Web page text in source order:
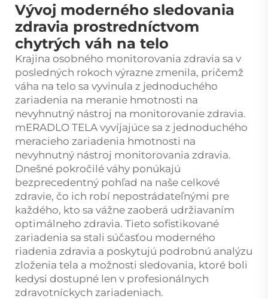
Vývoj moderného sledovania
zdravia prostredníctvom
chytrých váh na telo
Krajina osobného monitorovania zdravia sa v
posledných rokoch výrazne zmenila, pričemž
váha na telo sa vyvinula z jednoduchého
zariadenia na meranie hmotnosti na
nevyhnutný nástroj na monitorovanie zdravia.
mERADLO TELA vyvíjajúce sa z jednoduchého
meracieho zariadenia hmotnosti na
nevyhnutný nástroj monitorovania zdravia.
Dnešné pokročilé váhy ponúkajú
bezprecedentný pohľad na naše celkové
zdravie, čo ich robí nepostrádateľnými pre
každého, kto sa vážne zaoberá udržiavaním
optimálneho zdravia. Tieto sofistikované
zariadenia sa stali súčasťou moderného
riadenia zdravia a poskytujú podrobnú analýzu
zloženia tela a možnosti sledovania, ktoré boli
kedysi dostupné len v profesionálnych
zdravotníckych zariadeniach.